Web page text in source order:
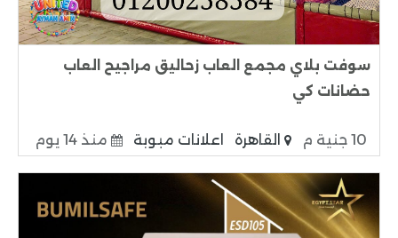
سوفت بلاي مجمع العاب زحاليق مراجيح العاب
حضانات كي
10 جنية م القاهرة اعلانات مبوبة منذ 14 يوم